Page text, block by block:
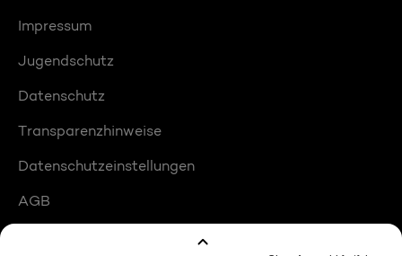
Impressum
Jugendschutz
Datenschutz
Transparenzhinweise
Datenschutzeinstellungen
AGB